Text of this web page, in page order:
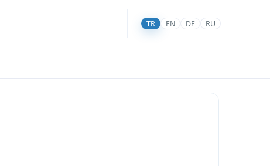
TR EN DE RU